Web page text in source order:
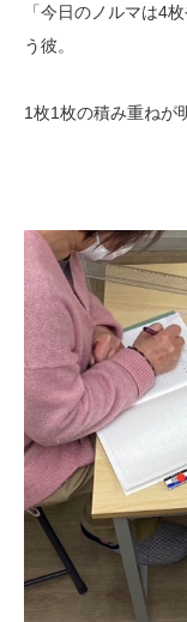
「今日のノルマは4
う彼。
1枚1枚の積み重ねが